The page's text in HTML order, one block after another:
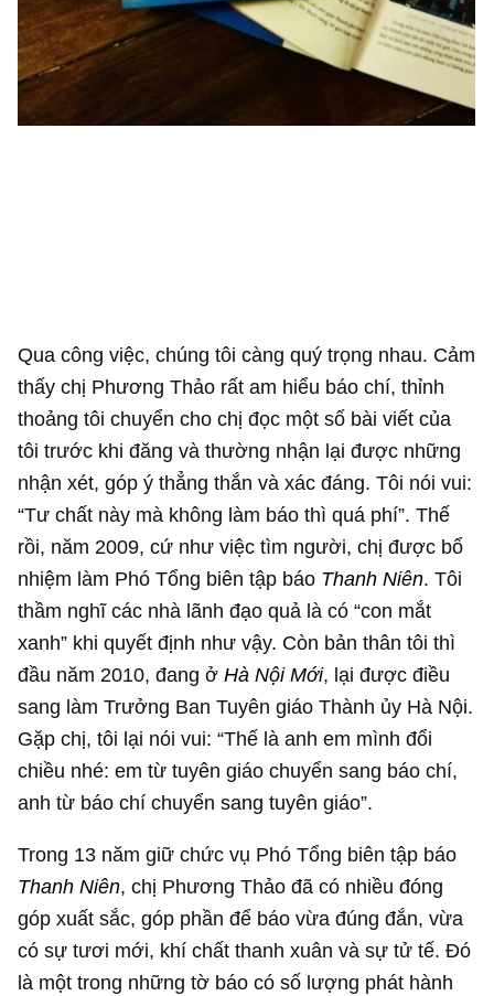
Qua công việc, chúng tôi càng quý trọng nhau. Cảm
thấy chị Phương Thảo rất am hiểu báo chí, thỉnh
thoảng tôi chuyển cho chị đọc một số bài viết của
tôi trước khi đăng và thường nhận lại được những
nhận xét, góp ý thẳng thắn và xác đáng. Tôi nói vui:
“Tư chất này mà không làm báo thì quá phí”. Thế
rồi, năm 2009, cứ như việc tìm người, chị được bổ
nhiệm làm Phó Tổng biên tập báo Thanh Niên. Tôi
thầm nghĩ các nhà lãnh đạo quả là có “con mắt
xanh” khi quyết định như vậy. Còn bản thân tôi thì
đầu năm 2010, đang ởHà Nội Mới, lại được điều
sang làm Trưởng Ban Tuyên giáo Thành ủy Hà Nội.
Gặp chị, tôi lại nói vui: “Thế là anh em mình đổi
chiều nhé: em từ tuyên giáo chuyển sang báo chí,
anh từ báo chí chuyển sang tuyên giáo”.
Trong 13 năm giữ chức vụ Phó Tổng biên tập báo
Thanh Niên, chị Phương Thảo đã có nhiều đóng
góp xuất sắc, góp phần để báo vừa đúng đắn, vừa
có sự tươi mới, khí chất thanh xuân và sự tử tế. Đó
là một trong những tờ báo có số lượng phát hành